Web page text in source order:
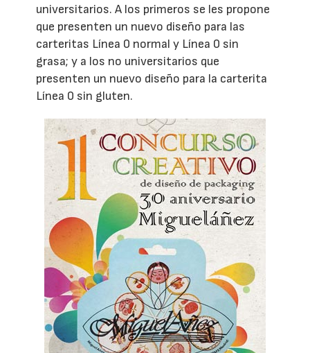
universitarios. A los primeros se les propone
que presenten un nuevo diseño para las
carteritas Línea 0 normal y Línea 0 sin
grasa; y a los no universitarios que
presenten un nuevo diseño para la carterita
Línea 0 sin gluten.